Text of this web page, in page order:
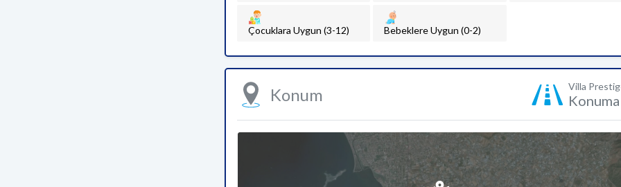
Çocuklara Uygun (3-12) Bebeklere Uygun (0-2)
Konum Villa